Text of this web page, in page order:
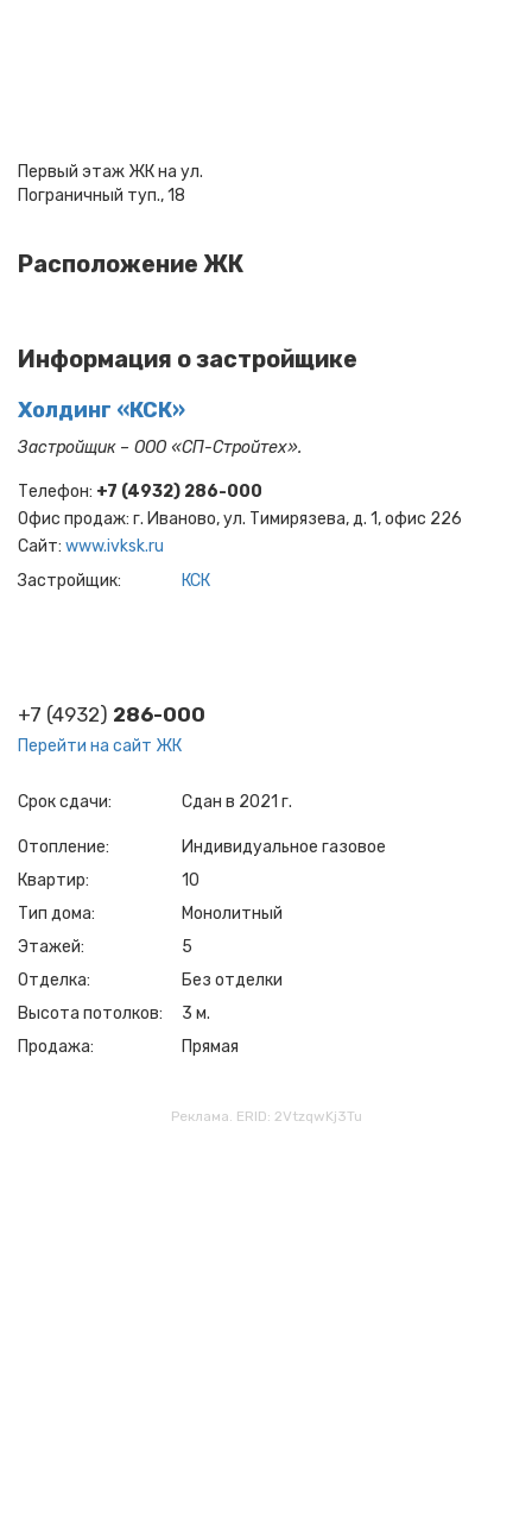
Первый этаж ЖК на ул.
Пограничный туп., 18
Расположение ЖК
Информация о застройщике
Холдинг «КСК»
Застройщик – ООО «СП-Стройтех».
Телефон: +7 (4932) 286-000
Офис продаж: г. Иваново, ул. Тимирязева, д. 1, офис 226
Cайт: www.ivksk.ru
Застройщик
КСК
+7 (4932) 286-000
Перейти на сайт ЖК
Срок сдачи Сдан в 2021 г.
Отопление
Индивидуальное газовое
Квартир
10
Тип дома
Монолитный
Этажей
5
Отделка
Без отделки
Высота потолков
3 м.
Продажа
Прямая
Реклама. ERID: 2VtzqwKj3Tu